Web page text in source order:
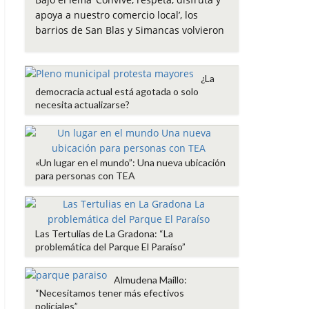
e
b
k
t
t
t
s
p
l
p
a
r
i
r
apoya a nuestro comercio local’, los
barrios de San Blas y Simancas volvieron
¿La
democracia actual está agotada o solo
necesita actualizarse?
«Un lugar en el mundo”: Una nueva ubicación
para personas con TEA
Las Tertulias de La Gradona: “La
problemática del Parque El Paraíso”
Almudena Maíllo:
“Necesitamos tener más efectivos
policiales”